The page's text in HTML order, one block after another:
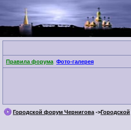
Правила форума Фото-галерея
Городской форум Чернигова ->Городской